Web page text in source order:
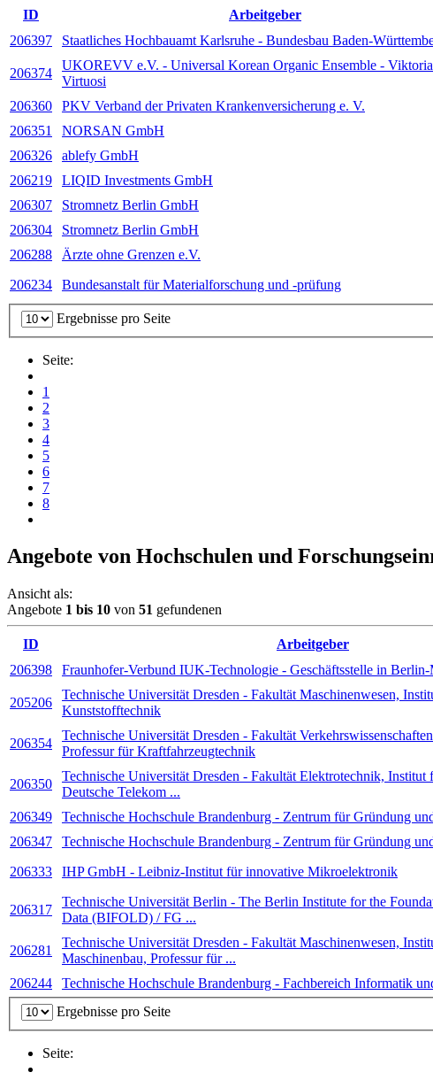
ID Arbeitgeber
206397
Staatliches Hochbauamt Karlsruhe - Bundesbau Baden-
206374
UKOREVV e.V. - Universal Korean Organic Ensemble -
Virtuosi
206360 PKV Verband der Privaten Krankenversicherung e. V.
206351
NORSAN GmbH
206326
ablefy GmbH
206219
LIQID Investments GmbH
206307
Stromnetz Berlin GmbH
206304
Stromnetz Berlin GmbH
206288
Ärzte ohne Gren­zen e.V.
206234
Bundesanstalt für Materialforschung und -prüfung
Ergebnisse pro Seite
Seite:
1
2
3
4
5
6
7
8
Angebote von Hochschulen und
Ansicht als:
Angebote 1 bis 10 von 51 gefundenen
ID Arbeitgeber
206398
Fraunhofer-Verbund IUK-Technologie - Geschäftsstelle in
205206
Technische Universität Dresden - Fakultät Maschinenwesen,
Kunststofftechnik
206354
Technische Universität Dresden - Fakultät
Professur für Kraftfahrzeugtechnik
206350
Technische Universität Dresden - Fakultät Elektrotechnik, Institut
Deutsche Telekom ...
206349 Tech­ni­sche Hoch­schule Bran­den­burg - Zentrum für Gründung
206347
Tech­ni­sche Hoch­schule Bran­den­burg - Zentrum für Gründung
206333
IHP GmbH - Leib­niz-Insti­tut für inno­va­tive Mikro­elek­tro­nik
206317
Technische Universität Berlin - The Berlin Institute for the
Data (BIFOLD) / FG ...
206281
Technische Universität Dresden - Fakultät Maschinenwesen,
Maschinenbau, Professur für ...
206244 Tech­ni­sche Hoch­schule Bran­den­burg - Fachbereich Informatik
Ergebnisse pro Seite
Seite: